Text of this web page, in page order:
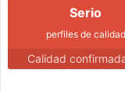
Serio
perfiles de calidad
Calidad